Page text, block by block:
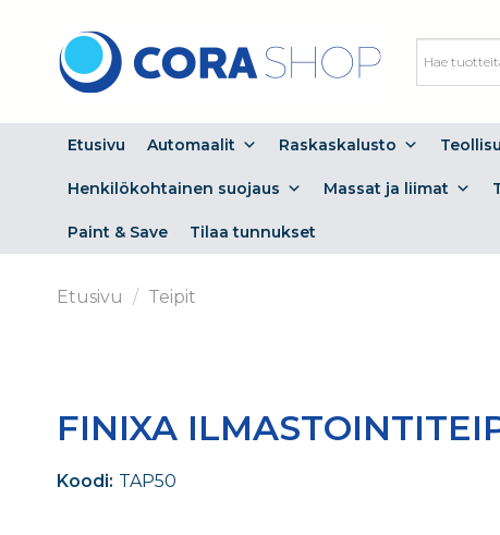
content
Etusivu Automaalit Raskaskalusto
Henkilökohtainen suojaus Massat ja liimat
Paint & Save Tilaa tunnukset
Etusivu / Teipit
FINIXA
Koodi: TAP50